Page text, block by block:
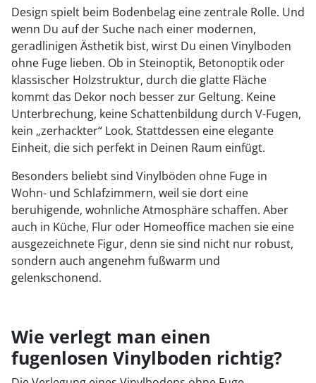
Design spielt beim Bodenbelag eine zentrale Rolle. Und
wenn Du auf der Suche nach einer modernen,
geradlinigen Ästhetik bist, wirst Du einen Vinylboden
ohne Fuge lieben. Ob in Steinoptik, Betonoptik oder
klassischer Holzstruktur, durch die glatte Fläche
kommt das Dekor noch besser zur Geltung. Keine
Unterbrechung, keine Schattenbildung durch V-Fugen,
kein „zerhackter“ Look. Stattdessen eine elegante
Einheit, die sich perfekt in Deinen Raum einfügt.
Besonders beliebt sind Vinylböden ohne Fuge in
Wohn- und Schlafzimmern, weil sie dort eine
beruhigende, wohnliche Atmosphäre schaffen. Aber
auch in Küche, Flur oder Homeoffice machen sie eine
ausgezeichnete Figur, denn sie sind nicht nur robust,
sondern auch angenehm fußwarm und
gelenkschonend.
Wie verlegt man einen
fugenlosen Vinylboden richtig?